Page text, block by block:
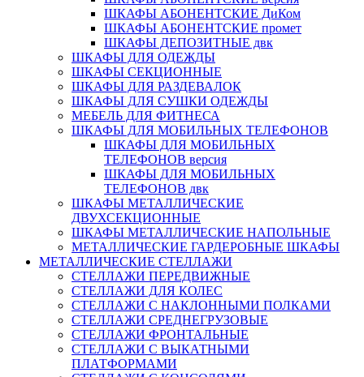
ШКАФЫ АБОНЕНТСКИЕ ДиКом
ШКАФЫ АБОНЕНТСКИЕ промет
ШКАФЫ ДЕПОЗИТНЫЕ двк
ШКАФЫ ДЛЯ ОДЕЖДЫ
ШКАФЫ СЕКЦИОННЫЕ
ШКАФЫ ДЛЯ РАЗДЕВАЛОК
ШКАФЫ ДЛЯ СУШКИ ОДЕЖДЫ
МЕБЕЛЬ ДЛЯ ФИТНЕСА
ШКАФЫ ДЛЯ МОБИЛЬНЫХ ТЕЛЕФОНОВ
ШКАФЫ ДЛЯ МОБИЛЬНЫХ
ТЕЛЕФОНОВ версия
ШКАФЫ ДЛЯ МОБИЛЬНЫХ
ТЕЛЕФОНОВ двк
ШКАФЫ МЕТАЛЛИЧЕСКИЕ
ДВУХСЕКЦИОННЫЕ
ШКАФЫ МЕТАЛЛИЧЕСКИЕ НАПОЛЬНЫЕ
МЕТАЛЛИЧЕСКИЕ ГАРДЕРОБНЫЕ ШКАФЫ
МЕТАЛЛИЧЕСКИЕ СТЕЛЛАЖИ
СТЕЛЛАЖИ ПЕРЕДВИЖНЫЕ
СТЕЛЛАЖИ ДЛЯ КОЛЕС
СТЕЛЛАЖИ С НАКЛОННЫМИ ПОЛКАМИ
СТЕЛЛАЖИ СРЕДНЕГРУЗОВЫЕ
СТЕЛЛАЖИ ФРОНТАЛЬНЫЕ
СТЕЛЛАЖИ С ВЫКАТНЫМИ
ПЛАТФОРМАМИ